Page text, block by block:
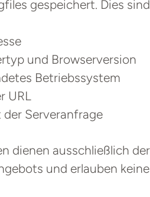
gespeichert. Dies
und Browserversion
Betriebssystem
URL
der Serveranfrage
dienen ausschließlich
und erlauben